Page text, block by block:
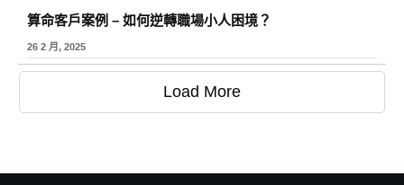
算命客戶案例 – 如何逆轉職場小人困境？
26 2 月, 2025
Load More